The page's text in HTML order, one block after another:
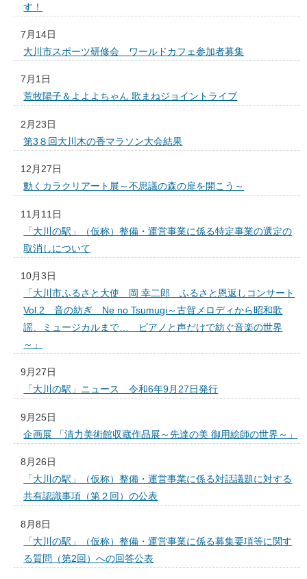
す！
7月14日
大川市スポーツ研修会 ワールドカフェ参加者募集
7月1日
荒牧陽子＆よよよちゃん 歌まねジョイントライブ
2月23日
第3８回大川木の香マラソン大会結果
12月27日
動くカラクリアート展～不思議の森の扉を開こう～
11月11日
「大川の駅」（仮称）整備・運営事業に係る特定事業の選定の
取消しについて
10月3日
「大川市ふるさと大使 岡 幸二郎 ふるさと恩返しコンサート
Vol.2 音の紡ぎ Ne no Tsumugi～古賀メロディから昭和歌
謡、ミュージカルまで… ピアノと声だけで紡ぐ音楽の世界
～」
9月27日
「大川の駅」ニュース 令和6年9月27日発行
9月25日
企画展 「清力美術館収蔵作品展～先達の美 御用絵師の世界～」
8月26日
「大川の駅」（仮称）整備・運営事業に係る対話議題に対する
共有認識事項（第２回）の公表
8月8日
「大川の駅」（仮称）整備・運営事業に係る募集要項等に関す
る質問（第2回）への回答公表